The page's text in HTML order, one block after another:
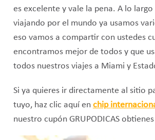
es excelente y vale la pena. A lo
viajando por el mundo ya usamos
eso vamos a compartir con ustedes
encontramos mejor de todos y que
todos nuestros viajes a Miami y
Si ya quieres ir directamente al sitio
tuyo, haz clic aquí en chip
nuestro cupón GRUPODICAS